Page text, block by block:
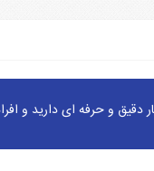
و حرفه ای دارید و